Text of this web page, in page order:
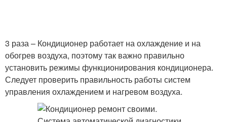
3 раза – Кондиционер работает на охлаждение и на
обогрев воздуха, поэтому так важно правильно
установить режимы функционирования кондиционера.
Следует проверить правильность работы систем
управления охлаждением и нагревом воздуха.